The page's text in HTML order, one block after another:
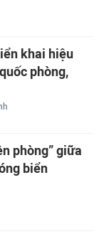
khai hiệu
phòng,
phòng” giữa
biển